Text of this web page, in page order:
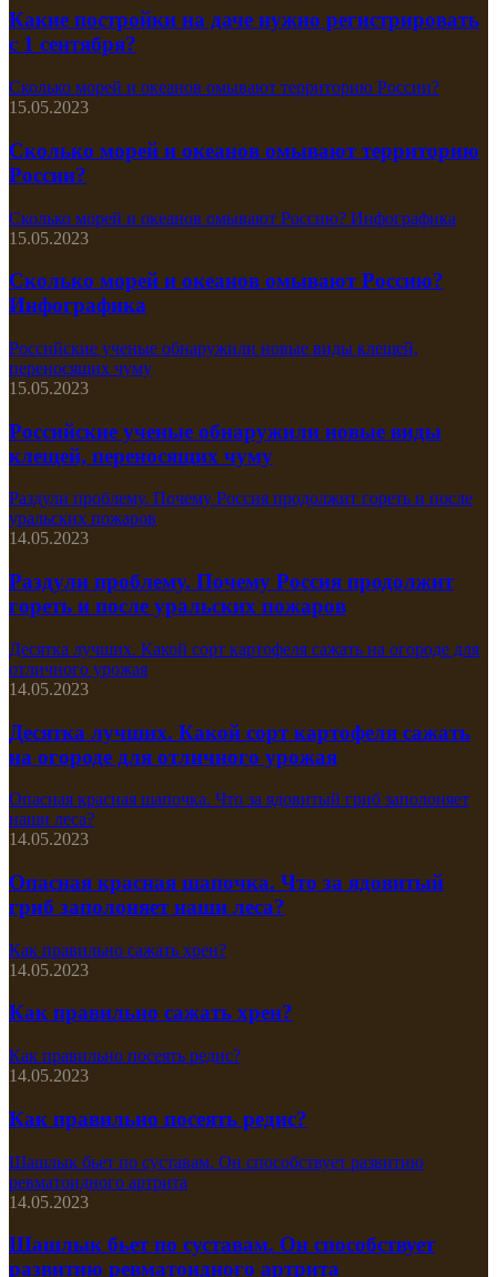
Какие постройки на даче нужно регистрировать
с 1 сентября?
Сколько морей и океанов омывают территорию России?
15.05.2023
Сколько морей и океанов омывают территорию
России?
Сколько морей и океанов омывают Россию? Инфографика
15.05.2023
Сколько морей и океанов омывают Россию?
Инфографика
Российские ученые обнаружили новые виды клещей,
переносящих чуму
15.05.2023
Российские ученые обнаружили новые виды
клещей, переносящих чуму
Раздули проблему. Почему Россия продолжит гореть и после
уральских пожаров
14.05.2023
Раздули проблему. Почему Россия продолжит
гореть и после уральских пожаров
Десятка лучших. Какой сорт картофеля сажать на огороде для
отличного урожая
14.05.2023
Десятка лучших. Какой сорт картофеля сажать
на огороде для отличного урожая
Опасная красная шапочка. Что за ядовитый гриб заполоняет
наши леса?
14.05.2023
Опасная красная шапочка. Что за ядовитый
гриб заполоняет наши леса?
Как правильно сажать хрен?
14.05.2023
Как правильно сажать хрен?
Как правильно посеять редис?
14.05.2023
Как правильно посеять редис?
Шашлык бьет по суставам. Он способствует развитию
ревматоидного артрита
14.05.2023
Шашлык бьет по суставам. Он способствует
развитию ревматоидного артрита